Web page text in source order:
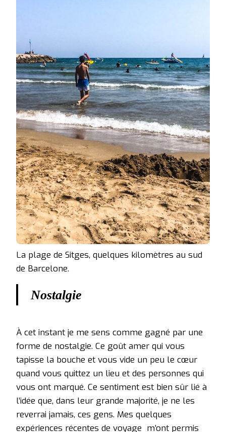
La plage de Sitges, quelques kilomètres au sud
de Barcelone.
Nostalgie
À cet instant je me sens comme gagné par une
forme de nostalgie. Ce goût amer qui vous
tapisse la bouche et vous vide un peu le cœur
quand vous quittez un lieu et des personnes qui
vous ont marqué. Ce sentiment est bien sûr lié à
l’idée que, dans leur grande majorité, je ne les
reverrai jamais, ces gens. Mes quelques
expériences récentes de voyage m’ont permis